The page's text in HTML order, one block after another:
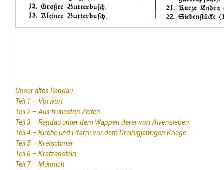
Unser altes Randau
Teil 1 – Vorwort
Teil 2 – Aus frühesten Zeiten
Teil 3 – Randau unter dem Wappen derer von Alvensleben
Teil 4 – Kirche und Pfarre vor dem Dreißigjährigen Kriege
Teil 5 – Kretschmar
Teil 6 – Kratzenstein
Teil 7 – Münnich